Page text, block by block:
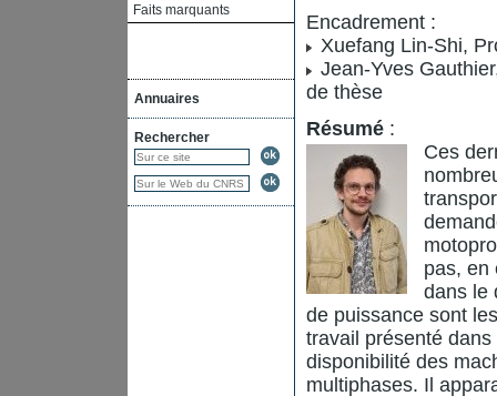
Faits marquants
Annuaires
Rechercher
Encadrement :
Xuefang Lin-Shi,
Jean-Yves
de thèse
Résumé :
Ces
pas, en
dans le
de puissance sont
travail présenté
disponibilité des
multiphases. Il